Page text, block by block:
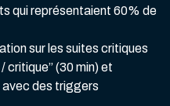
qui représentaient 60% de
sur les suites critiques
critique” (30 min) et
avec des triggers